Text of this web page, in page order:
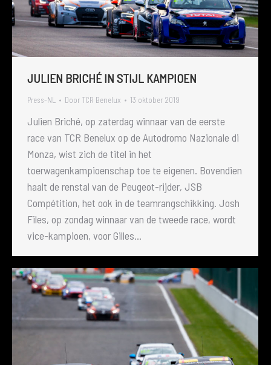
JULIEN BRICHÉ IN STIJL KAMPIOEN
Press-NL Door TCR Benelux 13 oktober 2019
Julien Briché, op zaterdag winnaar van de eerste
race van TCR Benelux op de Autodromo Nazionale di
Monza, wist zich de titel in het
toerwagenkampioenschap toe te eigenen. Bovendien
haalt de renstal van de Peugeot-rijder, JSB
Compétition, het ook in de teamrangschikking. Josh
Files, op zondag winnaar van de tweede race, wordt
vice-kampioen, voor Gilles…